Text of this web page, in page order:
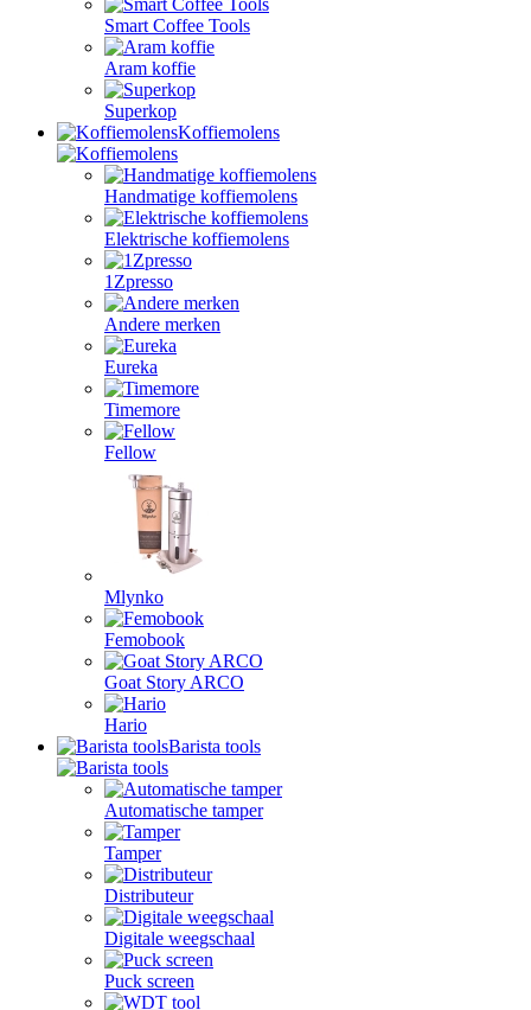
Smart Coffee Tools
Aram koffie
Superkop
Koffiemolens
Handmatige koffiemolens
Elektrische koffiemolens
1Zpresso
Andere merken
Eureka
Timemore
Fellow
Mlynko
Femobook
Goat Story ARCO
Hario
Barista tools
Automatische tamper
Tamper
Distributeur
Digitale weegschaal
Puck screen